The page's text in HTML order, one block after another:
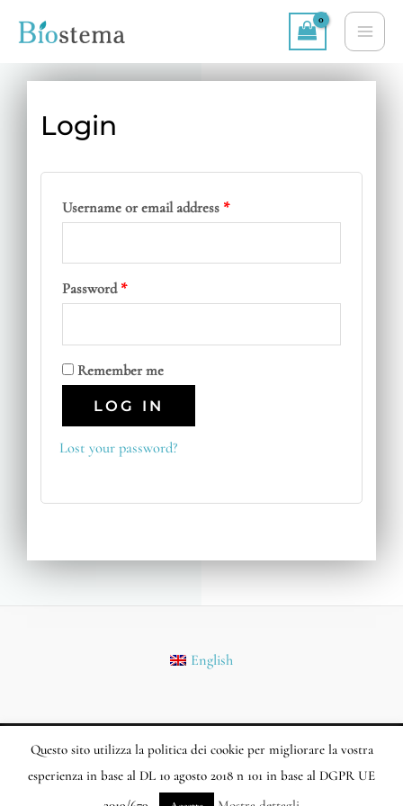
content
Login
Username or email address *
Password *
Remember me
LOG IN
Lost your password?
English
Copyright © 2026 Biostema.com | Powered by Marlon Marketing SL
Questo sito utilizza la politica dei cookie per migliorare la vostra
esperienza in base al DL 10 agosto 2018 n 101 in base al DGPR UE